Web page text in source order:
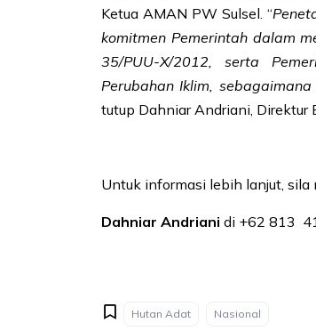
Ketua AMAN PW Sulsel. “
komitmen Pemerintah dalam
35/PUU-X/2012, serta
Perubahan Iklim,
tutup Dahniar Andriani, Direktur
Untuk informasi lebih lanjut, sila
Dahniar Andriani di +62 813
Hutan Adat Nasional